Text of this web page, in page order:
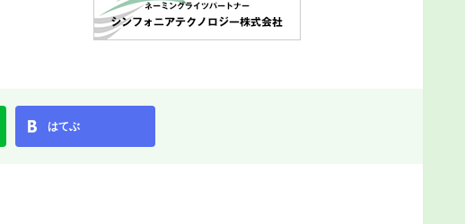
はてぶ